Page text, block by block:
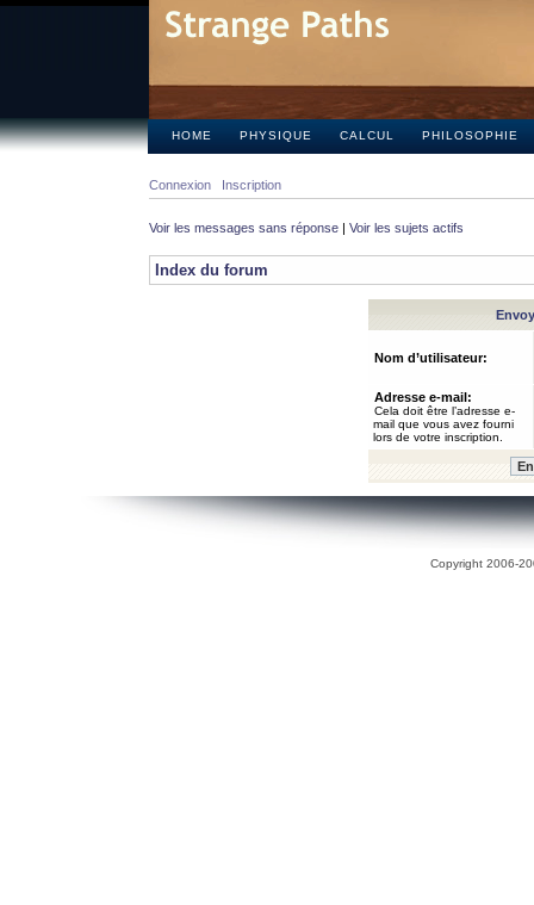
HOME PHYSIQUE CALCUL PHILOSOPHIE
Connexion Inscription
Voir les messages sans réponse | Voir les sujets actifs
Index du forum
Nom d’utilisateur:
Adresse e-mail:
Cela doit être l’adresse e-
mail que vous avez fourni
lors de votre inscription.
Copyright 2006-